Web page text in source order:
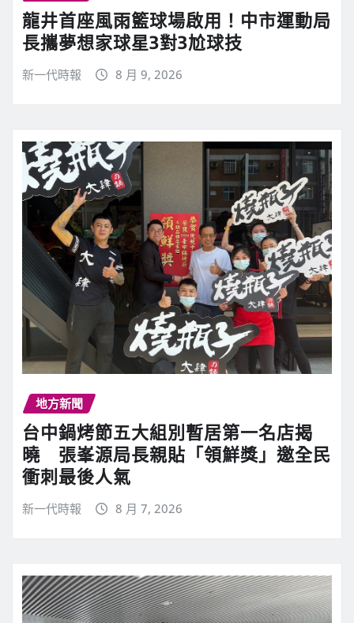
龍井首座風雨籃球場啟用！中市運動局
長攜夢想家球星3對3尬球技
新一代時報 8 月 9, 2026
地方新聞
台中鍋烤節五大組別暫居第一名店揭
曉 張峯源局長親貼「領鮮獎」邀全民
衝刺最後人氣
新一代時報 8 月 7, 2026